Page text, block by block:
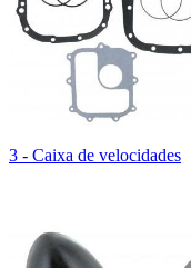
3 - Caixa de velocidades